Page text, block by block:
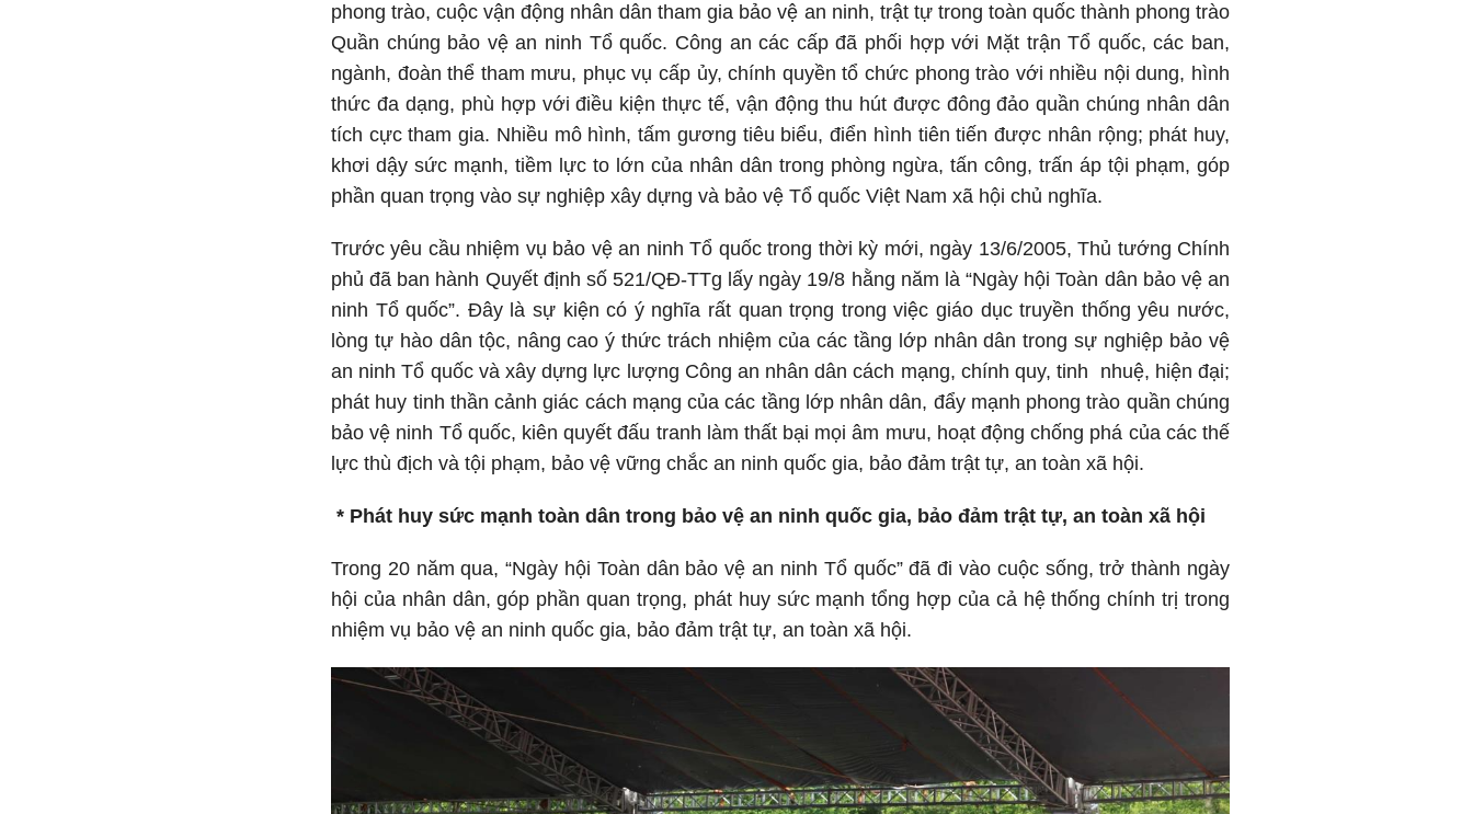
phong trào, cuộc vận động nhân dân tham gia bảo vệ an ninh, trật tự trong toàn quốc thành phong trào
Quần chúng bảo vệ an ninh Tổ quốc. Công an các cấp đã phối hợp với Mặt trận Tổ quốc, các ban,
ngành, đoàn thể tham mưu, phục vụ cấp ủy, chính quyền tổ chức phong trào với nhiều nội dung, hình
thức đa dạng, phù hợp với điều kiện thực tế, vận động thu hút được đông đảo quần chúng nhân dân
tích cực tham gia. Nhiều mô hình, tấm gương tiêu biểu, điển hình tiên tiến được nhân rộng; phát huy,
khơi dậy sức mạnh, tiềm lực to lớn của nhân dân trong phòng ngừa, tấn công, trấn áp tội phạm, góp
phần quan trọng vào sự nghiệp xây dựng và bảo vệ Tổ quốc Việt Nam xã hội chủ nghĩa.
Trước yêu cầu nhiệm vụ bảo vệ an ninh Tổ quốc trong thời kỳ mới, ngày 13/6/2005, Thủ tướng Chính
phủ đã ban hành Quyết định số 521/QĐ-TTg lấy ngày 19/8 hằng năm là “Ngày hội Toàn dân bảo vệ an
ninh Tổ quốc”. Đây là sự kiện có ý nghĩa rất quan trọng trong việc giáo dục truyền thống yêu nước,
lòng tự hào dân tộc, nâng cao ý thức trách nhiệm của các tầng lớp nhân dân trong sự nghiệp bảo vệ
an ninh Tổ quốc và xây dựng lực lượng Công an nhân dân cách mạng, chính quy, tinh nhuệ, hiện đại;
phát huy tinh thần cảnh giác cách mạng của các tầng lớp nhân dân, đẩy mạnh phong trào quần chúng
bảo vệ ninh Tổ quốc, kiên quyết đấu tranh làm thất bại mọi âm mưu, hoạt động chống phá của các thế
lực thù địch và tội phạm, bảo vệ vững chắc an ninh quốc gia, bảo đảm trật tự, an toàn xã hội.
* Phát huy sức mạnh toàn dân trong bảo vệ an ninh quốc gia, bảo đảm trật tự, an toàn xã hội
Trong 20 năm qua, “Ngày hội Toàn dân bảo vệ an ninh Tổ quốc” đã đi vào cuộc sống, trở thành ngày
hội của nhân dân, góp phần quan trọng, phát huy sức mạnh tổng hợp của cả hệ thống chính trị trong
nhiệm vụ bảo vệ an ninh quốc gia, bảo đảm trật tự, an toàn xã hội.